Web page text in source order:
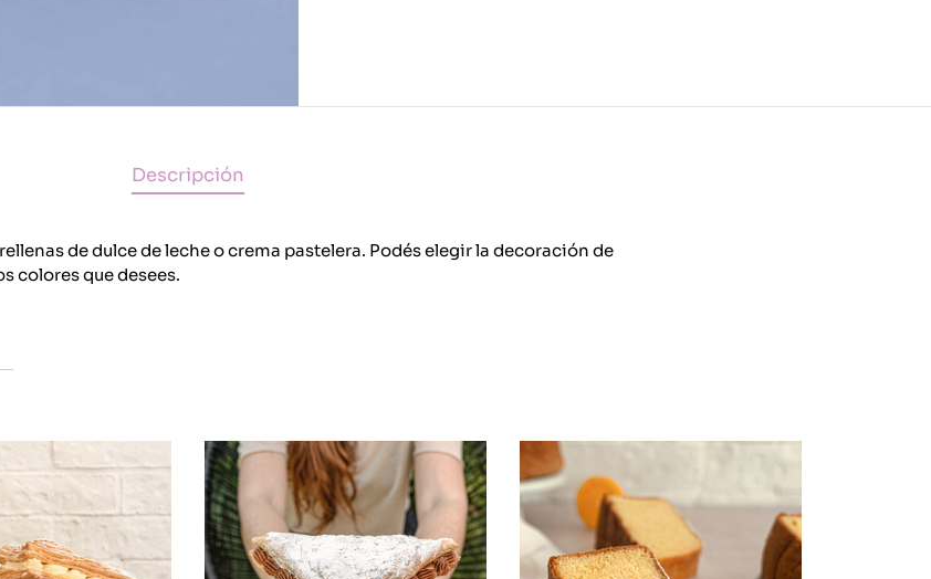
Descripción
de dulce de leche o crema pastelera. Podés elegir la decoración de
colores que desees.